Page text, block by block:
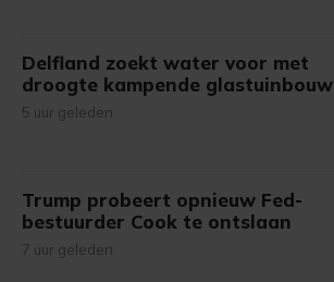
Delfland zoekt water voor met
droogte kampende glastuinbouw
5 uur geleden
Trump probeert opnieuw Fed-
bestuurder Cook te ontslaan
7 uur geleden